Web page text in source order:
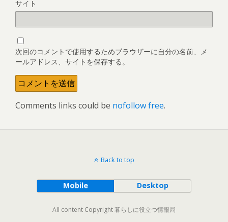
サイト
次回のコメントで使用するためブラウザーに自分の名前、メ
ールアドレス、サイトを保存する。
Comments links could be nofollow free.
Back to top
Mobile Desktop
All content Copyright 暮らしに役立つ情報局